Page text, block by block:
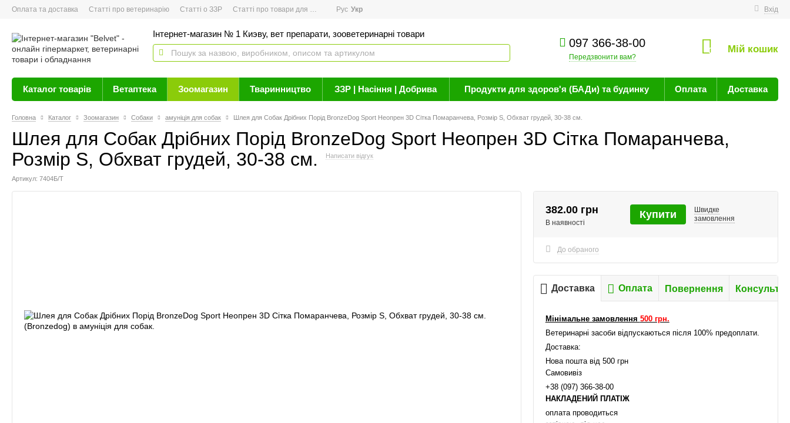
Оплата та доставка Статті про ветеринарію Статті о ЗЗР Статті про товари для здоров'я Новини Вхід
Рус Укр
Інтернет-магазин № 1 Киэву, вет препарати, зооветеринарні товари
097 366-38-00
Передзвонити вам?
0 Мій кошик
Каталог товарів Ветаптека Зоомагазин Тваринництво ЗЗР | Насіння | Добрива Продукти для здоров'я (БАДи) та будинку Оплата Доставка
Головна Каталог Зоомагазин Собаки амуніція для собак Шлея для Собак Дрібних Порід BronzeDog Sport Неопрен 3D Сітка Помаранчева, Розмір S, Обхват грудей, 30-38 см.
Шлея для Собак Дрібних Порід BronzeDog Sport Неопрен 3D Сітка Помаранчева,
Розмір S, Обхват грудей, 30-38 см.
Написати відгук
Артикул: 7404Б/Т
382.00 грн
В наявності
Купити
Швидке
замовлення
До обраного
Доставка Оплата Повернення
Мінімальне замовлення 500 грн.
Ветеринарні засоби відпускаються після 100% предоплати.
Доставка:
Нова пошта від 500 грн
Самовивіз
+38 (097) 366-38-00
НАКЛАДЕНИЙ ПЛАТІЖ
оплата проводиться